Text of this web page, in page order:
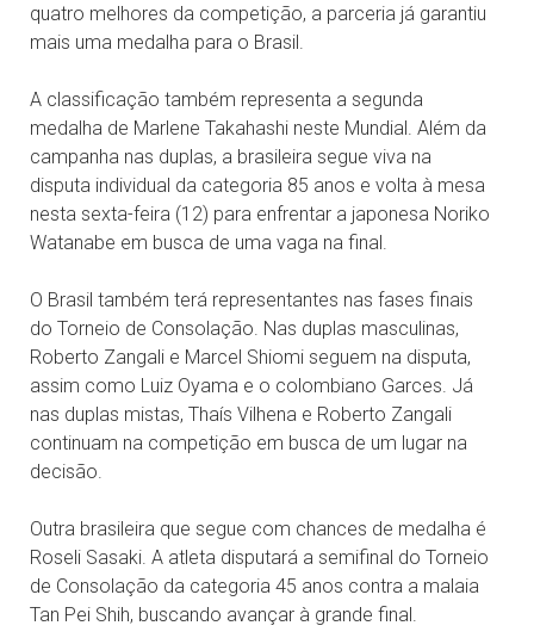
quatro melhores da competição, a parceria já garantiu
mais uma medalha para o Brasil.
A classificação também representa a segunda
medalha de Marlene Takahashi neste Mundial. Além da
campanha nas duplas, a brasileira segue viva na
disputa individual da categoria 85 anos e volta à mesa
nesta sexta-feira (12) para enfrentar a japonesa Noriko
Watanabe em busca de uma vaga na final.
O Brasil também terá representantes nas fases finais
do Torneio de Consolação. Nas duplas masculinas,
Roberto Zangali e Marcel Shiomi seguem na disputa,
assim como Luiz Oyama e o colombiano Garces. Já
nas duplas mistas, Thaís Vilhena e Roberto Zangali
continuam na competição em busca de um lugar na
decisão.
Outra brasileira que segue com chances de medalha é
Roseli Sasaki. A atleta disputará a semifinal do Torneio
de Consolação da categoria 45 anos contra a malaia
Tan Pei Shih, buscando avançar à grande final.